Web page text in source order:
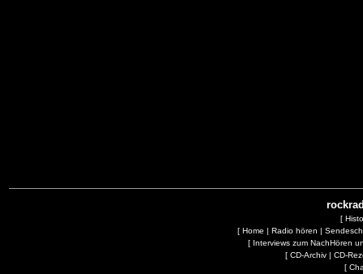
[
[ Home | Radio hören |
[ Interviews zum NachHören
[ CD-Archiv| CD-
[